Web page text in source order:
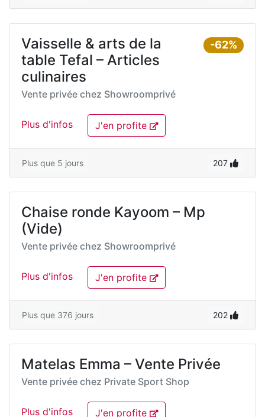
-62%
Vaisselle & arts de la
table Tefal – Articles
culinaires
Vente privée chez Showroomprivé
Plus d'infos J'en profite
Plus que 5 jours 207
Chaise ronde Kayoom – Mp
(Vide)
Vente privée chez Showroomprivé
Plus d'infos J'en profite
Plus que 376 jours 202
Matelas Emma – Vente Privée
Vente privée chez Private Sport Shop
Plus d'infos J'en profite